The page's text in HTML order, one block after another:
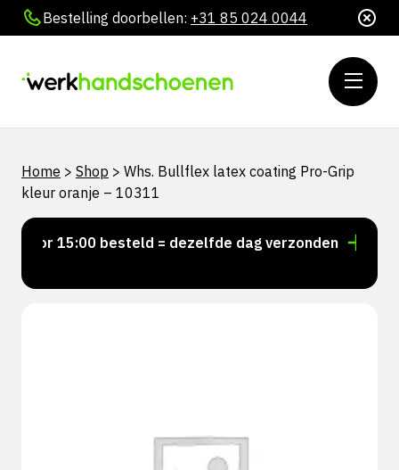
Bestelling doorbellen: +31 85 024 0044
Home > Shop > Whs. Bullflex latex coating Pro-Grip
kleur oranje – 10311
Voor 15:00 besteld = dezelfde dag verzonden